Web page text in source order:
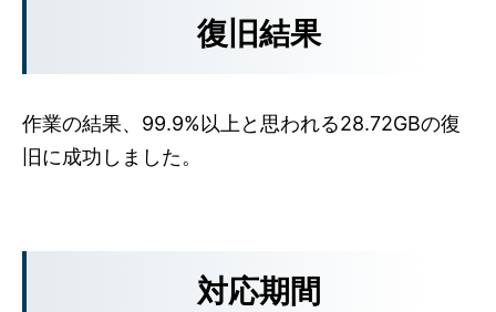
復旧結果
作業の結果、99.9%以上と思われる28.72GBの復
旧に成功しました。
対応期間